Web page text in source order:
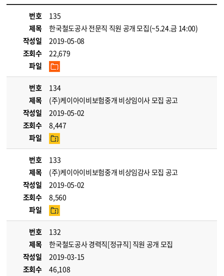
번호
135
제목
한국철도공사 전문직 직원 공개 모집(~5.24.금 14:00)
작성일
2019-05-08
조회수
22,679
파일
번호
134
제목
(주)케이아이비보험중개 비상임이사 모집 공고
작성일
2019-05-02
조회수
8,447
파일
번호
133
제목
(주)케이아이비보험중개 비상임감사 모집 공고
작성일
2019-05-02
조회수
8,560
파일
번호
132
제목
한국철도공사 경력직[정규직] 직원 공개 모집
작성일
2019-03-15
조회수
46,108